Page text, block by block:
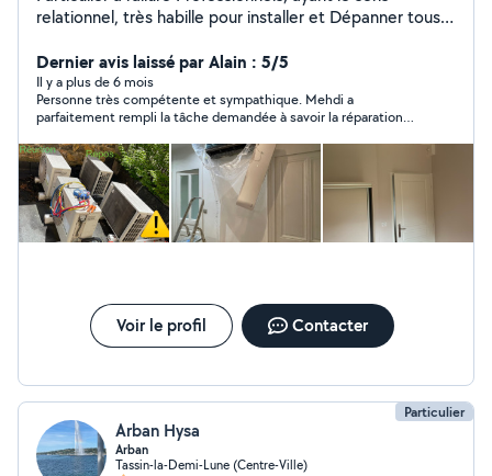
relationnel, très habille pour installer et Dépanner tous
Electroménager, Portail, Volet, Store, Tableau
électrique, interphone Bac Pro, CAP, avec 20 ans
d'expérience.
Dernier avis laissé par Alain : 5/5
Il y a plus de 6 mois
Personne très compétente et sympathique. Mehdi a
parfaitement rempli la tâche demandée à savoir la réparation
Voir le profil Contacter
Particulier
Arban Hysa
Arban
Tassin-la-Demi-Lune (Centre-Ville)